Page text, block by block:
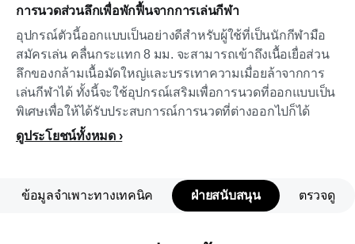
การนวดส่วนลึกเพื่อพักฟื้นจากการเล่นกีฬา
อุปกรณ์ตัวนี้ออกแบบเป็นอย่างดีสำหรับผู้ใช้ที่เป็นนักกีฬามือ
สมัครเล่น คลื่นกระแทก 8 มม. จะสามารถเข้าถึงเนื้อเยื่อส่วน
ลึกของกล้ามเนื้อมัดใหญ่และบรรเทาความเมื่อยล้าจากการ
เล่นกีฬาได้ ทั้งนี้จะใช้อุปกรณ์เสริมเพื่อการนวดที่ออกแบบเป็น
พิเศษเพื่อให้ได้รับประสบการณ์การนวดที่ต่างออกไปก็ได้
ดูประโยชน์ทั้งหมด
ข้อมูลจำเพาะทางเทคนิค ฝ่ายสนับสนุน ตรวจดู